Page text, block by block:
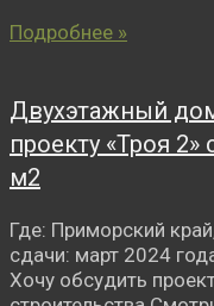
Подробнее »
Двухэтажный
проекту «Троя
м2
Где: Приморский
сдачи: март 2024
Хочу обсудить